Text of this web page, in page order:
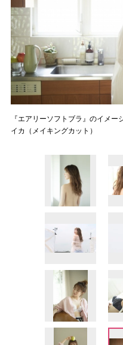
『エアリーソフトブラ』のイメ
イカ（メイキングカット）